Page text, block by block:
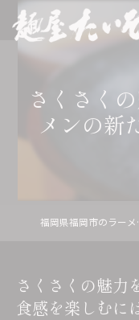
さくさく
メンの新
福岡県
さくさくの魅力
食感を楽しむに